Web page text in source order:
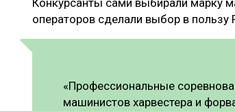
Конкурсанты сами выбирали марку
операторов сделали выбор в
«Профессиональные
машинистов харвестера и